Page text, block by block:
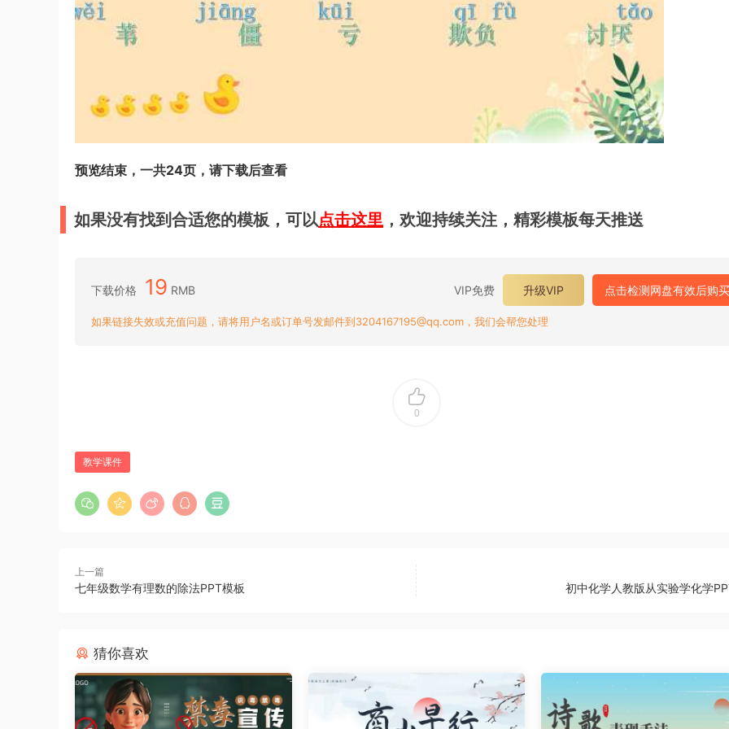
预览结束，一共24页，请下载后查看
如果没有找到合适您的模板，可以点击这里 ，欢迎持续关注，精彩模板每天推送
下载价格 19 RMB VIP免费 升级VIP 点击检测网盘有效后购买
如果链接失效或充值问题，请将用户名或订单号发邮件到3204167195@qq.com，我们会帮您处理
0
教学课件
上一篇
七年级数学有理数的除法PPT模板 初中化学人教版从实验学化学
猜你喜欢